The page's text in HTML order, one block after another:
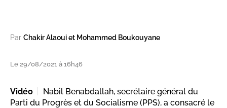
Par Chakir Alaoui et Mohammed Boukouyane
Le 29/08/2021 à 16h46
Vidéo
Nabil Benabdallah, secrétaire général du
Parti du Progrès et du Socialisme (PPS), a consacré le